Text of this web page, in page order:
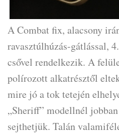
A Combat fix, alacsony
ravasztúlhúzás-gátlással,
csővel rendelkezik. A
polírozott alkatrésztől
mire jó a tok tetején
„Sheriff” modellnél
sejthetjük. Talán